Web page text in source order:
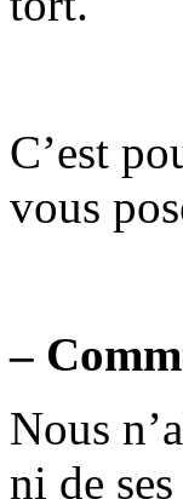
C’est
vous
–
Nous
ni de